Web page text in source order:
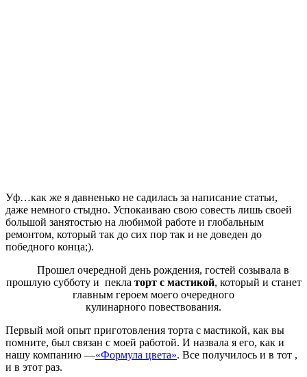
Уф…как же я давненько не садилась за написание статьи,
даже немного стыдно. Успокаиваю свою совесть лишь своей
большой занятостью на любимой работе и глобальным
ремонтом, который так до сих пор так и не доведен до
победного конца;).
Прошел очередной день рождения, гостей созывала в
прошлую субботу и пекла торт с мастикой, который и станет
главным героем моего очередного
кулинарного повествования.
Первый мой опыт приготовления торта с мастикой, как вы
помните, был связан с моей работой. И назвала я его, как и
нашу компанию —«Формула цвета». Все получилось и в тот ,
и в этот раз.